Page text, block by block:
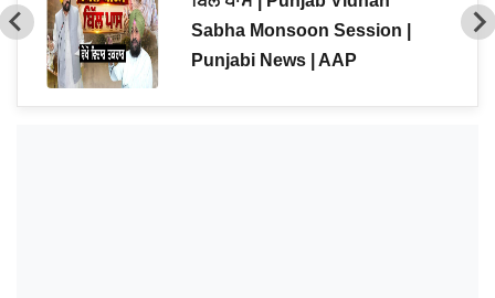
Sabha Monsoon Session |
Punjabi News | AAP